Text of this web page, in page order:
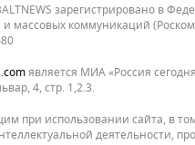
зарегистрировано в
коммуникаций
является МИА «Россия
4, стр. 1,2.3.
при использовании сайта, в
деятельности,